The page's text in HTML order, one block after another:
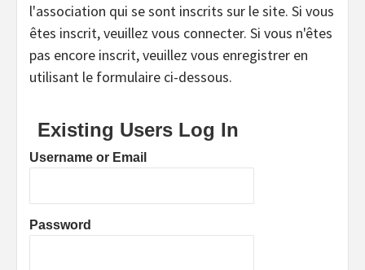
l'association qui se sont inscrits sur le site. Si vous
êtes inscrit, veuillez vous connecter. Si vous n'êtes
pas encore inscrit, veuillez vous enregistrer en
utilisant le formulaire ci-dessous.
Existing Users Log In
Username or Email
Password